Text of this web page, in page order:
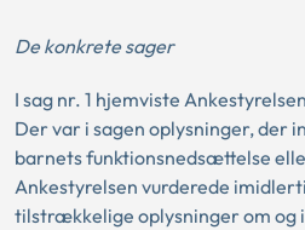
De konkrete sager
I sag nr. 1 hjemviste
Der var i sagen oplysninger, der
barnets funktionsnedsættelse
Ankestyrelsen vurderede
tilstrækkelige oplysninger om og